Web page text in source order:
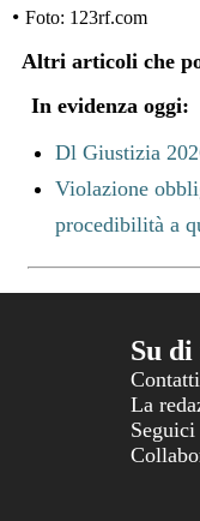
•Foto: 123rf.com
Altri articoli che
In evidenza oggi:
Dl Giustizia
Violazione
procedibilità a
Su
Contatti
La
Seguici